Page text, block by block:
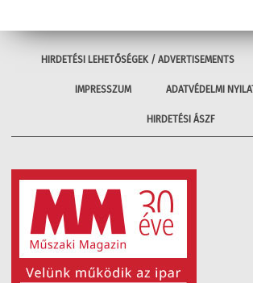
HIRDETÉSI LEHETŐSÉGEK / ADVERTISEMENTS
IMPRESSZUM ADATVÉDELMI
HIRDETÉSI ÁSZF